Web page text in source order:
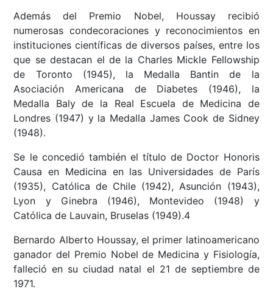
Además del Premio Nobel, Houssay recibió
numerosas condecoraciones y reconocimientos en
instituciones científicas de diversos países, entre los
que se destacan el de la Charles Mickle Fellowship
de Toronto (1945), la Medalla Bantin de la
Asociación Americana de Diabetes (1946), la
Medalla Baly de la Real Escuela de Medicina de
Londres (1947) y la Medalla James Cook de Sidney
(1948).
Se le concedió también el título de Doctor Honoris
Causa en Medicina en las Universidades de París
(1935), Católica de Chile (1942), Asunción (1943),
Lyon y Ginebra (1946), Montevideo (1948) y
Católica de Lauvain, Bruselas (1949).4
Bernardo Alberto Houssay, el primer latinoamericano
ganador del Premio Nobel de Medicina y Fisiología,
falleció en su ciudad natal el 21 de septiembre de
1971.